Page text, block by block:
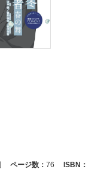
ページ数： 76
ISBN：